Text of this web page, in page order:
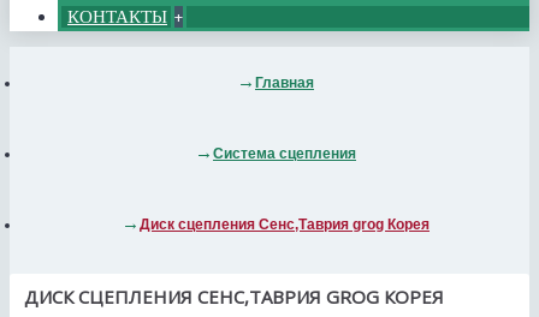
КОНТАКТЫ +
Главная
Система сцепления
Диск сцепления Сенс,Таврия grog Корея
ДИСК СЦЕПЛЕНИЯ СЕНС,ТАВРИЯ GROG КОРЕЯ